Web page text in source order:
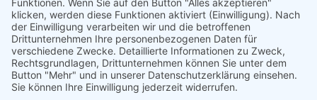
Maximale Energieeffizienz für Ihr
Unternehmen
Willkommen bei Energetische Sanierung Bayern –
Ihrem Experten für Photovoltaik für Unternehmen in
Ditzingen, speziell für Gewerbekunden und Betriebe mit